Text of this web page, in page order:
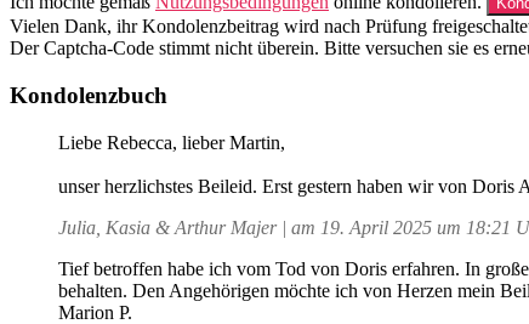
Vielen Dank, ihr Kondolenzbeitrag wird nach Prüfung
Der Captcha-Code stimmt nicht überein. Bitte versuchen sie es
Kondolenzbuch
Liebe Rebecca, lieber Martin,
unser herzlichstes Beileid. Erst gestern haben wir von Doris
Julia, Kasia & Arthur Majer | am 19. April 2025 um 18:21
Tief betroffen habe ich vom Tod von Doris erfahren. In
behalten. Den Angehörigen möchte ich von Herzen mein
Marion P.